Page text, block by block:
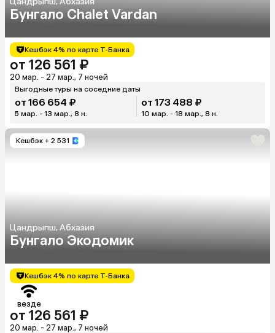
Бунгало Chalet Vardan
Кешбэк 4% по карте Т-Банка
от 126 561 ₽
20 мар. - 27 мар., 7 ночей
Выгодные туры на соседние даты
от 166 654 ₽
5 мар. - 13 мар., 8 н.
от 173 488 ₽
10 мар. - 18 мар., 8 н.
Кешбэк + 2 531
Цандрыпш, Абхазия
Бунгало Экодомик
Кешбэк 4% по карте Т-Банка
везде
от 126 561 ₽
20 мар. - 27 мар., 7 ночей